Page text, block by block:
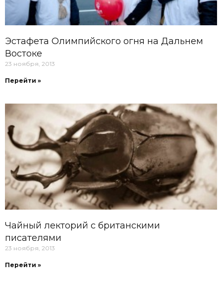
Эстафета Олимпийского огня на Дальнем
Востоке
23 ноября, 2013
Перейти »
Чайный лекторий с британскими
писателями
23 ноября, 2013
Перейти »